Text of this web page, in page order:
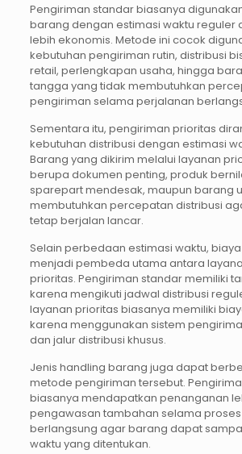
Pengiriman standar biasanya
barang dengan estimasi waktu reguler
lebih ekonomis. Metode ini cocok
kebutuhan pengiriman rutin, distribusi
retail, perlengkapan usaha, hingga
tangga yang tidak membutuhkan
pengiriman selama perjalanan
Sementara itu, pengiriman prioritas
kebutuhan distribusi dengan estimasi
Barang yang dikirim melalui layanan
berupa dokumen penting, produk
sparepart mendesak, maupun barang
membutuhkan percepatan distribusi
tetap berjalan lancar.
Selain perbedaan estimasi waktu,
menjadi pembeda utama antara
prioritas. Pengiriman standar memiliki
karena mengikuti jadwal distribusi
layanan prioritas biasanya memiliki
karena menggunakan sistem
dan jalur distribusi khusus.
Jenis handling barang juga dapat
metode pengiriman tersebut.
biasanya mendapatkan penanganan
pengawasan tambahan selama proses
berlangsung agar barang dapat
waktu yang ditentukan.